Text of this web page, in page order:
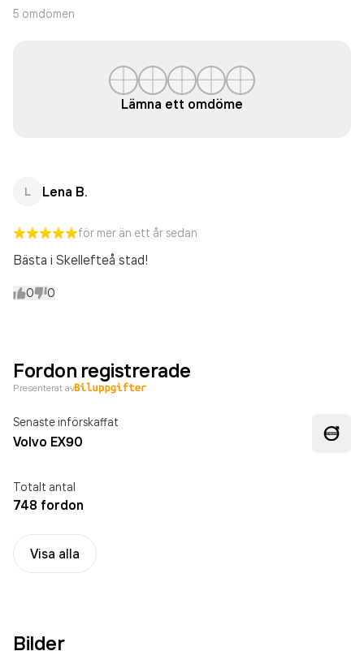
5 omdömen
Lämna ett omdöme
L Lena B.
för mer än ett år sedan
Bästa i Skellefteå stad!
0 0
Fordon registrerade
Presenterat av
Senaste införskaffat
Volvo EX90
Totalt antal
748 fordon
Visa alla
Bilder